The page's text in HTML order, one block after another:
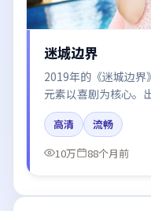
迷城边界
2019年的《迷城边界
元素以喜剧为核心。
宇、赵丽颖所饰角色
论。
高清
流畅
10万
88个月前